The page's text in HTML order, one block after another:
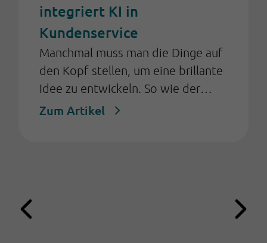
Visionär Willi Bruckbauer, der mit
der Marke Bora einer neuen Lösung
für Dunstabzugshauben das
Verhalten und die Architektur im
Lebensraum Küche revolutioniert
hat. Der enorme Erfolg der
innovativen Marke verpflichtet zu
Zum Artikel